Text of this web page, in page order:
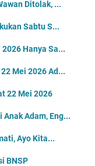
Ditolak, ...
Sabtu S...
Hanya Sa...
Mei 2026 Ad...
22 Mei 2026
Adam, Eng...
Ayo Kita...
BNSP